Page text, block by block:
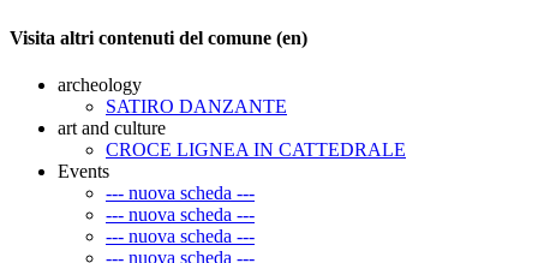
Visita altri contenuti del comune (en)
archeology
SATIRO DANZANTE
art and culture
CROCE LIGNEA IN CATTEDRALE
Events
--- nuova scheda ---
--- nuova scheda ---
--- nuova scheda ---
--- nuova scheda ---